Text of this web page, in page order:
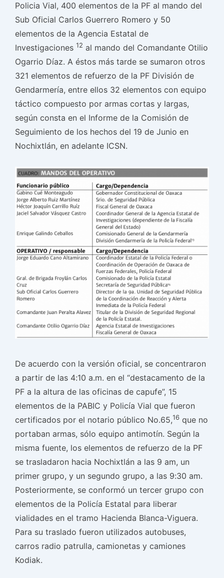
Policia Vial, 400 elementos de la PF al mando del
Sub Oficial Carlos Guerrero Romero y 50
elementos de la Agencia Estatal de
Investigaciones 12 al mando del Comandante Otilio
Ogarrio Díaz. A éstos más tarde se sumaron otros
321 elementos de refuerzo de la PF División de
Gendarmería, entre ellos 32 elementos con equipo
táctico compuesto por armas cortas y largas,
según consta en el Informe de la Comisión de
Seguimiento de los hechos del 19 de Junio en
Nochixtlán, en adelante ICSN.
De acuerdo con la versión oficial, se concentraron
a partir de las 4:10 a.m. en el “destacamento de la
PF a la altura de las oficinas de capufe”, 15
elementos de la PABIC y Policía Vial que fueron
certificados por el notario público No.65,16 que no
portaban armas, sólo equipo antimotín. Según la
misma fuente, los elementos de refuerzo de la PF
se trasladaron hacia Nochixtlán a las 9 am, un
primer grupo, y un segundo grupo, a las 9:30 am.
Posteriormente, se conformó un tercer grupo con
elementos de la Policía Estatal para liberar
vialidades en el tramo Hacienda Blanca-Viguera.
Para su traslado fueron utilizados autobuses,
carros radio patrulla, camionetas y camiones
Kodiak.